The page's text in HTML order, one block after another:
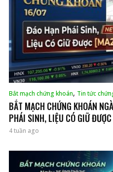
Bắt mạch chứng khoán, Tin tức
BẮT MẠCH CHỨNG KHOÁN
PHÁI SINH, LIỆU CÓ GIỮ
4 tuần ago